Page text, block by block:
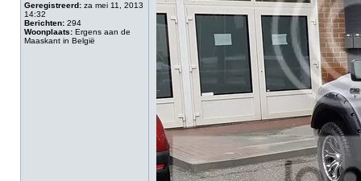
Geregistreerd: za mei 11, 2013
14:32
Berichten: 294
Woonplaats: Ergens aan de
Maaskant in België